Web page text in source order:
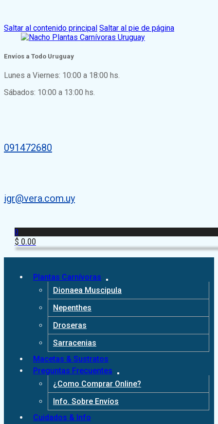
Saltar al contenido principal Saltar al pie de página
Envíos a Todo Uruguay
Lunes a Viernes: 10:00 a 18:00 hs.
Sábados: 10:00 a 13:00 hs.
091472680
igr@vera.com.uy
0
$ 0.00
Plantas Carnívoras
Dionaea Muscipula
Nepenthes
Droseras
Sarracenias
Macetas & Sustratos
Preguntas Frecuentes
¿Como Comprar Online?
Info. Sobre Envíos
Cuidados & Info